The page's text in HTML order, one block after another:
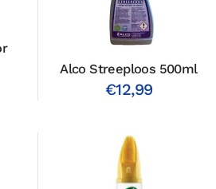
Alco Streeploos 500ml
€12,99